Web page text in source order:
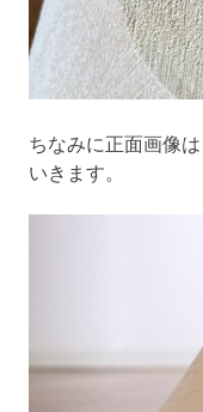
ちなみに正面画像
いきます。